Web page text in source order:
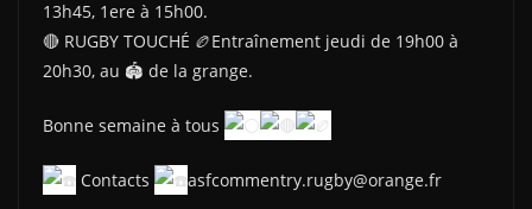
13h45, 1ere à 15h00.
🔴 RUGBY TOUCHÉ 🏉Entraînement jeudi de 19h00 à
20h30, au 🏟 de la grange.
Bonne semaine à tous
Contacts asfcommentry.rugby@orange.fr